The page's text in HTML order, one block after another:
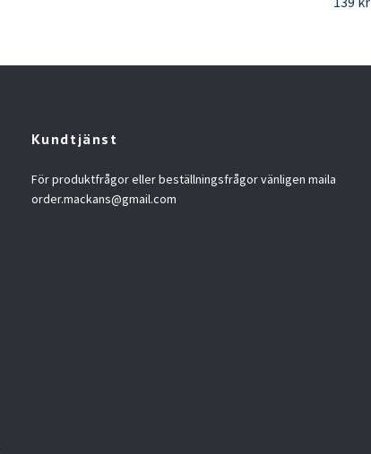
Kundtjänst
För produktfrågor eller beställningsfrågor vänligen maila
order.mackans@gmail.com